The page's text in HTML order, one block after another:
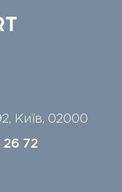
Київ, 02000
72